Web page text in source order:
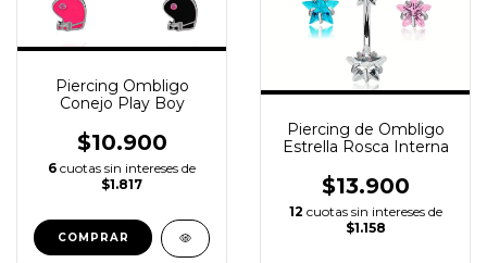
Piercing Ombligo
Conejo Play Boy
$10.900
6 cuotas sin intereses de
$1.817
COMPRAR
Piercing de Ombligo
Estrella Rosca Interna
$13.900
12 cuotas sin intereses de
$1.158